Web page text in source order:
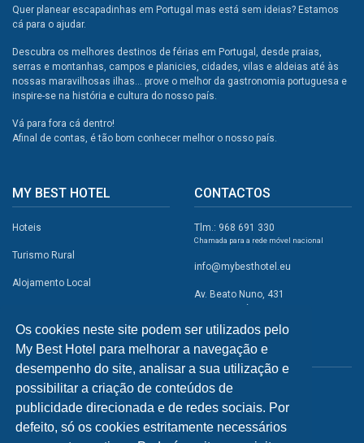
Os cookies neste site podem ser utilizados pelo
My Best Hotel para melhorar a navegação e
desempenho do site, analisar a sua utilização e
possibilitar a criação de conteúdos de
publicidade direcionada e de redes sociais. Por
defeito, só os cookies estritamente necessários
Quer planear escapadinhas em Portugal mas está sem ideias? Estamos
cá para o ajudar.
Descubra os melhores destinos de férias em Portugal, desde praias,
serras e montanhas, campos e planicies, cidades, vilas e aldeias até às
nossas maravilhosas ilhas... prove o melhor da gastronomia portuguesa e
inspire-se na história e cultura do nosso país.
Vá para fora cá dentro!
Afinal de contas, é tão bom conhecer melhor o nosso país.
MY BEST HOTEL
Hoteis
Turismo Rural
Alojamento Local
Atividades
Restaurantes
A Visitar
CONTACTOS
Tlm.: 968 691 330
Chamada para a rede móvel nacional
info@mybesthotel.eu
Av. Beato Nuno, 431
REDES SOCIAIS